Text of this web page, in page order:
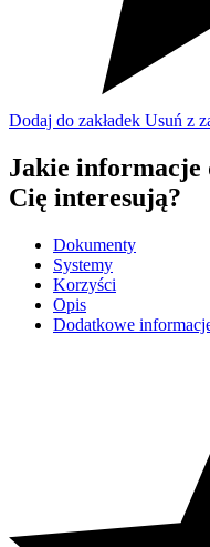
Dodaj do zakładek Usuń z
Jakie informacje
Cię interesują?
Dokumenty
Systemy
Korzyści
Opis
Dodatkowe